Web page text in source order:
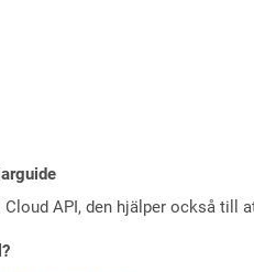
API, den hjälper också till